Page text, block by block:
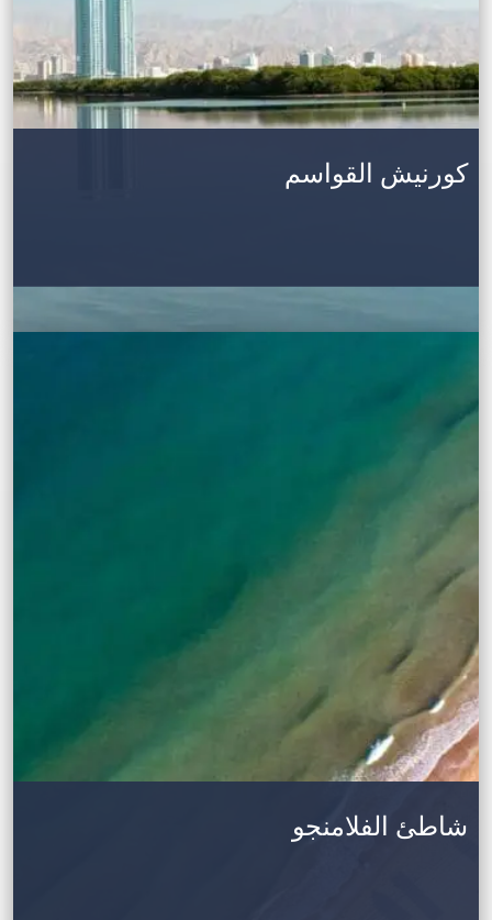
كورنيش القواسم
شاطئ الفلامنجو